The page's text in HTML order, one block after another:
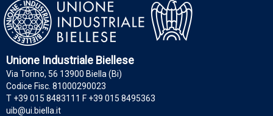
Unione Industriale Biellese
Via Torino, 56 13900 Biella (Bi)
Codice Fisc. 81000290023
T +39 015 8483111 F +39 015 8495363
uib@ui.biella.it